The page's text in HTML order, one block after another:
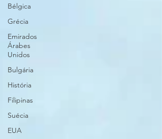
Bélgica
Grécia
Emirados
Árabes
Unidos
Bulgária
História
Filipinas
Suécia
EUA